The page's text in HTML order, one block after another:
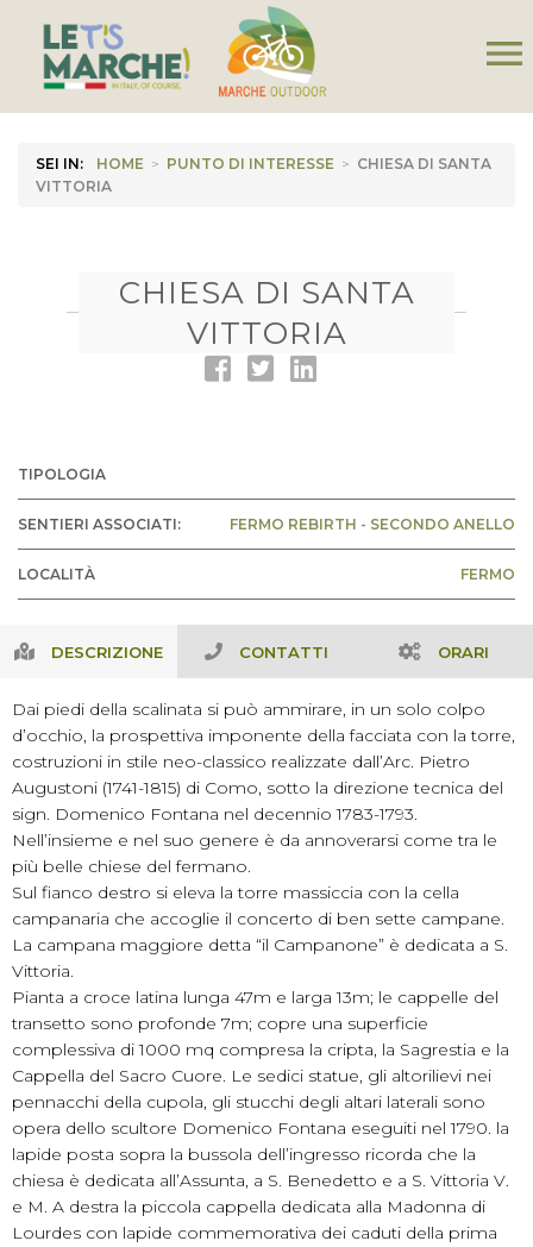
menu
SEI IN: HOME > PUNTO DI INTERESSE > CHIESA DI SANTA
VITTORIA
CHIESA DI SANTA
VITTORIA
TIPOLOGIA
SENTIERI ASSOCIATI: FERMO REBIRTH - SECONDO ANELLO
LOCALITÀ FERMO
DESCRIZIONE CONTATTI ORARI
Dai piedi della scalinata si può ammirare, in un solo colpo
d’occhio, la prospettiva imponente della facciata con la torre,
costruzioni in stile neo-classico realizzate dall’Arc. Pietro
Augustoni (1741-1815) di Como, sotto la direzione tecnica del
sign. Domenico Fontana nel decennio 1783-1793.
Nell’insieme e nel suo genere è da annoverarsi come tra le
più belle chiese del fermano.
Sul fianco destro si eleva la torre massiccia con la cella
campanaria che accoglie il concerto di ben sette campane.
La campana maggiore detta “il Campanone” è dedicata a S.
Vittoria.
Pianta a croce latina lunga 47m e larga 13m; le cappelle del
transetto sono profonde 7m; copre una superficie
complessiva di 1000 mq compresa la cripta, la Sagrestia e la
Cappella del Sacro Cuore. Le sedici statue, gli altorilievi nei
pennacchi della cupola, gli stucchi degli altari laterali sono
opera dello scultore Domenico Fontana eseguiti nel 1790. la
lapide posta sopra la bussola dell’ingresso ricorda che la
chiesa è dedicata all’Assunta, a S. Benedetto e a S. Vittoria V.
e M. A destra la piccola cappella dedicata alla Madonna di
Lourdes con lapide commemorativa dei caduti della prima